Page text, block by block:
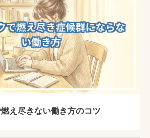
え尽きない働き方のコツ